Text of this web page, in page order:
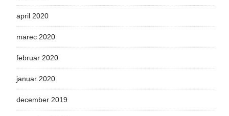
april 2020
marec 2020
februar 2020
januar 2020
december 2019